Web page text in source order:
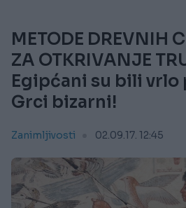
METODE DREVNIH
ZA OTKRIVANJE
Egipćani su bili vrlo
Grci bizarni!
Zanimljivosti 02.09.17. 12:45